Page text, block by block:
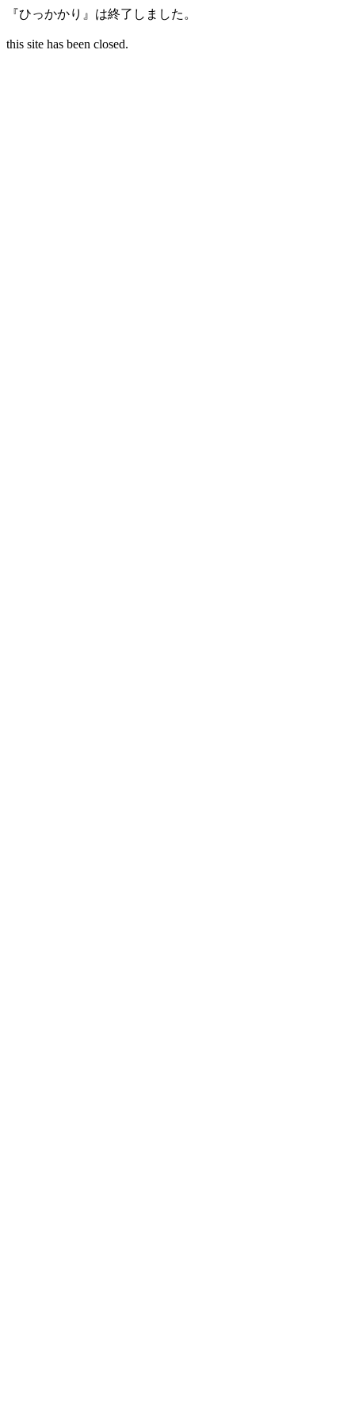
『ひっかかり』は終了しました。
this site has been closed.